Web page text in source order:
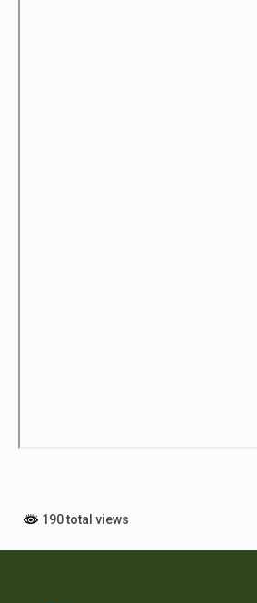
190 total views